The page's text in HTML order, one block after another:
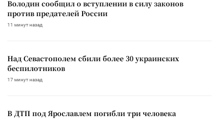
Володин сообщил о вступлении в силу законов
против предателей России
11 минут назад
Над Севастополем сбили более 30 украинских
беспилотников
17 минут назад
В ДТП под Ярославлем погибли три человека